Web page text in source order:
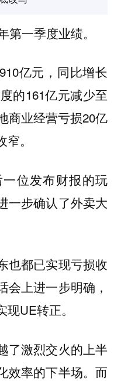
第一季度业绩。
亿元，同比增长
的161亿元减少至
商业经营亏损20亿
。
位发布财报的玩
一步确认了外卖大
也都已实现亏损收
会上进一步明确，
UE转正。
了激烈交火的上半
效率的下半场。而